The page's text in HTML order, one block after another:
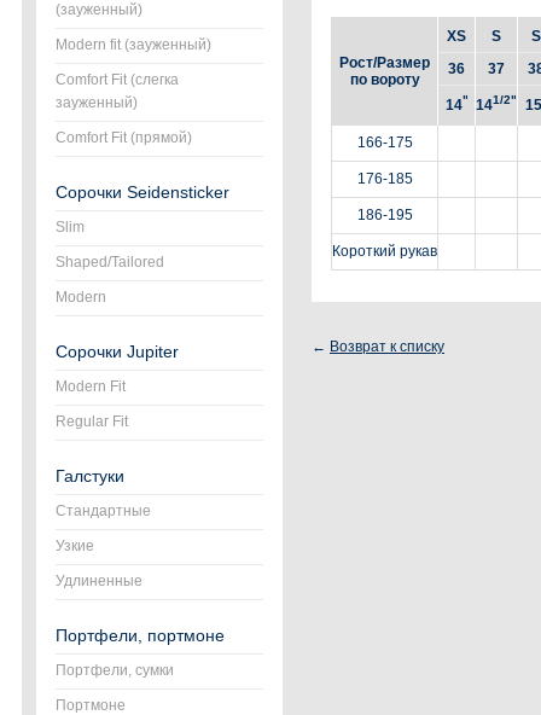
(зауженный)
Modern fit (зауженный)
Comfort Fit (слегка
зауженный)
Comfort Fit (прямой)
Сорочки Seidensticker
Slim
Shaped/Tailored
Modern
Сорочки Jupiter
Modern Fit
Regular Fit
Галстуки
Стандартные
Узкие
Удлиненные
Портфели, портмоне
Портфели, сумки
Портмоне
Рост/Размер
по вороту
XS
36
14"
S
37
141/2"
S
15
166-175
176-185
186-195
Короткий рукав
← Возврат к списку